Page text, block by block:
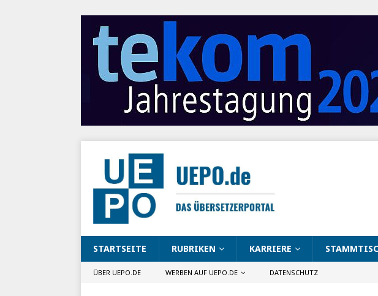
STARTSEITE RUBRIKEN KARRIERE
ÜBER UEPO.DE WERBEN AUF UEPO.DE DATENSCHUTZ